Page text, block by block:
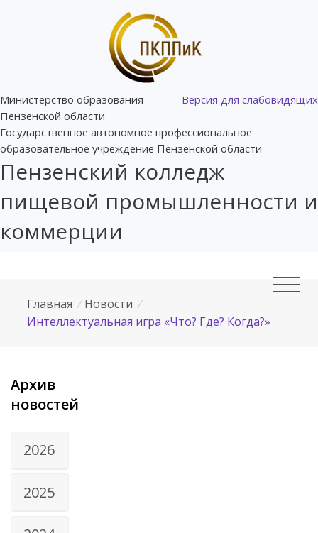
Версия для слабовидящих
Министерство образования
Пензенской области
Государственное автономное профессиональное
образовательное учреждение Пензенской области
Пензенский колледж
пищевой промышленности и
коммерции
Главная / Новости /
Интеллектуальная игра «Что? Где? Когда?»
Архив
новостей
2026
2025